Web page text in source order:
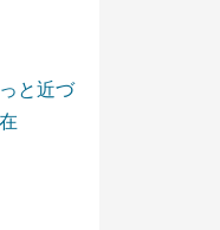
と近づ